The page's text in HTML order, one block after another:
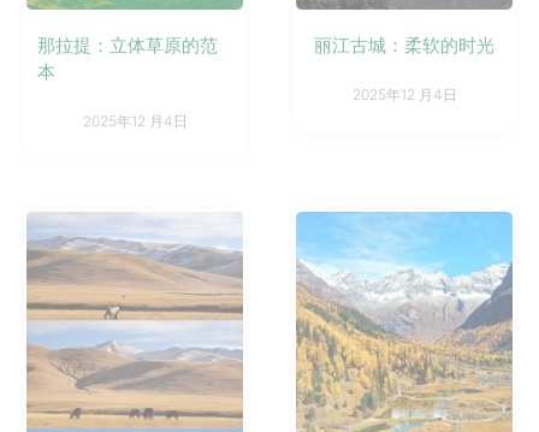
那拉提：立体草原的范
本
2025年12 月4日
丽江古城：柔软的时光
2025年12 月4日